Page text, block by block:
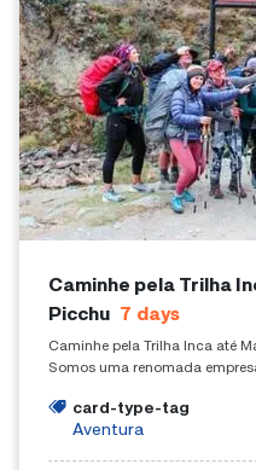
Caminhe pela Trilha
Picchu 7 days
Caminhe pela Trilha Inca até
Somos uma renomada
card-type-tag
Aventura